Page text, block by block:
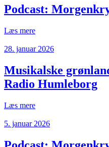
Podcast:
Læs mere
28. januar 2026
Musikalske
Radio Humleborg
Læs mere
5. januar 2026